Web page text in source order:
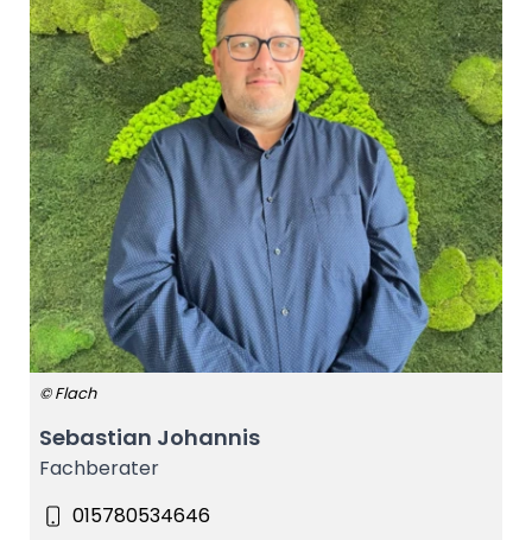
© Flach
Sebastian Johannis
Fachberater
015780534646